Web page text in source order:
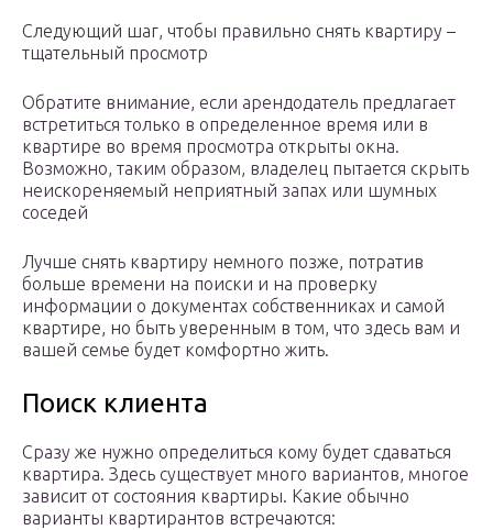
Следующий шаг, чтобы правильно снять квартиру –
тщательный просмотр
Обратите внимание, если арендодатель предлагает
встретиться только в определенное время или в
квартире во время просмотра открыты окна.
Возможно, таким образом, владелец пытается скрыть
неискореняемый неприятный запах или шумных
соседей
Лучше снять квартиру немного позже, потратив
больше времени на поиски и на проверку
информации о документах собственниках и самой
квартире, но быть уверенным в том, что здесь вам и
вашей семье будет комфортно жить.
Поиск клиента
Сразу же нужно определиться кому будет сдаваться
квартира. Здесь существует много вариантов, многое
зависит от состояния квартиры. Какие обычно
варианты квартирантов встречаются: